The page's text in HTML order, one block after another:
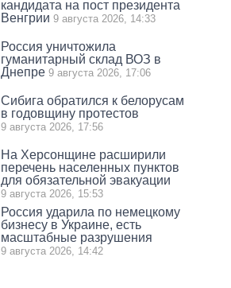
кандидата на пост президента
Венгрии 9 августа 2026, 14:33
Россия уничтожила
гуманитарный склад ВОЗ в
Днепре 9 августа 2026, 17:06
Сибига обратился к белорусам
в годовщину протестов
9 августа 2026, 17:56
На Херсонщине расширили
перечень населенных пунктов
для обязательной эвакуации
9 августа 2026, 15:53
Россия ударила по немецкому
бизнесу в Украине, есть
масштабные разрушения
9 августа 2026, 14:42